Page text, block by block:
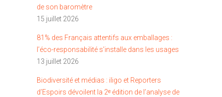
de son baromètre
15 juillet 2026
81% des Français attentifs aux emballages :
l’éco-responsabilité s’installe dans les usages
13 juillet 2026
Biodiversité et médias : iligo et Reporters
d’Espoirs dévoilent la 2ᵉ édition de l’analyse de